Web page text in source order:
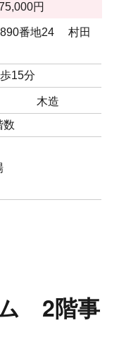
円
890番地24 村田
15分
木造
数
2階事